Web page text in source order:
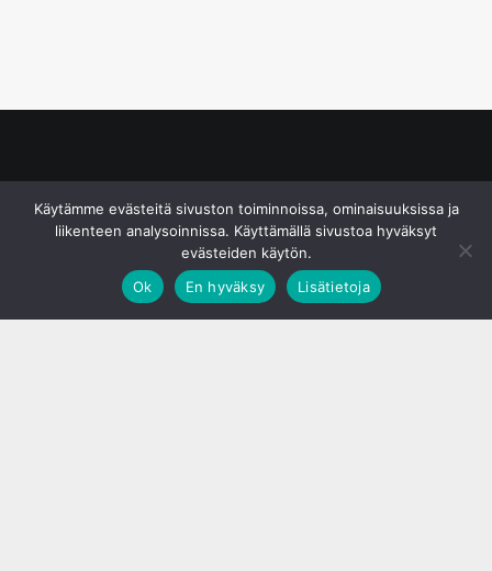
Käytämme evästeitä sivuston toiminnoissa, ominaisuuksissa ja
liikenteen analysoinnissa. Käyttämällä sivustoa hyväksyt
evästeiden käytön.
Ok
En hyväksy Lisätietoja